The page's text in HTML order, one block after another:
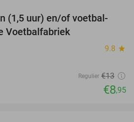
31%
(1,5 uur) en/of voetbal-
Voetbalfabriek
9.8 star
Regulier €13
€8,95